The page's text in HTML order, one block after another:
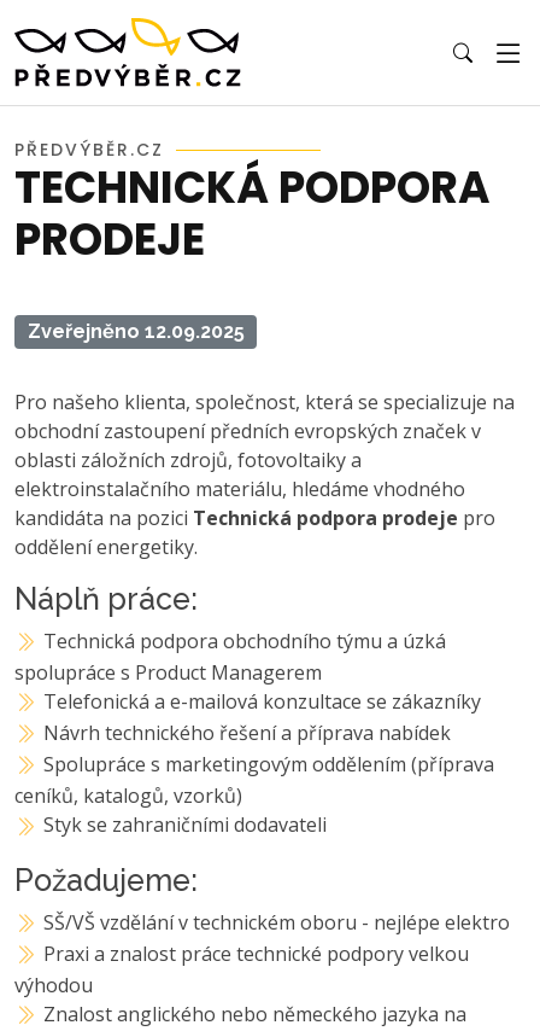
PŘEDVÝBĚR.CZ
TECHNICKÁ PODPORA
PRODEJE
Zveřejněno 12.09.2025
Pro našeho klienta, společnost, která se specializuje na
obchodní zastoupení předních evropských značek v
oblasti záložních zdrojů, fotovoltaiky a
elektroinstalačního materiálu, hledáme vhodného
kandidáta na pozici Technická podpora prodeje pro
oddělení energetiky.
Náplň práce:
Technická podpora obchodního týmu a úzká
spolupráce s Product Managerem
Telefonická a e-mailová konzultace se zákazníky
Návrh technického řešení a příprava nabídek
Spolupráce s marketingovým oddělením (příprava
ceníků, katalogů, vzorků)
Styk se zahraničními dodavateli
Požadujeme:
SŠ/VŠ vzdělání v technickém oboru - nejlépe elektro
Praxi a znalost práce technické podpory velkou
výhodou
Znalost anglického nebo německého jazyka na